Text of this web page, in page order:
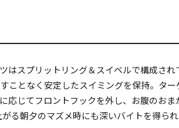
はスプリットリング＆スイベルで構成され
ことなく安定したスイミングを保持。ター
応じてフロントフックを外し、お腹のおま
る朝夕のマズメ時にも深いバイトを得ら